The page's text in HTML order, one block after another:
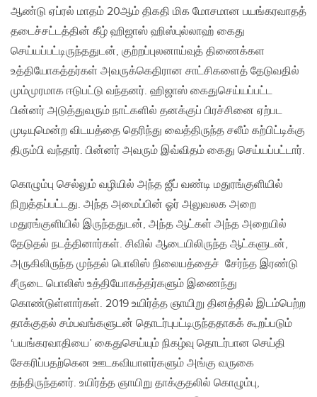
ஆண்டு ஏப்ரல் மாதம் 20ஆம் திகதி மிக மோசமான பயங்கரவாதத்
தடைச்சட்டத்தின் கீழ் ஹிஜாஸ் ஹிஸ்புல்லாஹ் கைது
செய்யப்பட்டிருந்ததுடன், குற்றப்புலனாய்வுத் திணைக்கள
உத்தியோகத்தர்கள் அவருக்கெதிரான சாட்சிகளைத் தேடுவதில்
மும்முரமாக ஈடுபட்டு வந்தனர். ஹிஜாஸ் கைதுசெய்யப்பட்ட
பின்னர் அடுத்துவரும் நாட்களில் தனக்குப் பிரச்சினை ஏற்பட
முடியுமென்ற விடயத்தை தெரிந்து வைத்திருந்த சலீம் கற்பிட்டிக்கு
திரும்பி வந்தார். பின்னர் அவரும் இவ்விதம் கைது செய்யப்பட்டார்.
கொழும்பு செல்லும் வழியில் அந்த ஜீப் வண்டி மதுரங்குளியில்
நிறுத்தப்பட்டது. அந்த அமைப்பின் ஓர் அலுவலக அறை
மதுரங்குளியில் இருந்ததுடன், அந்த ஆட்கள் அந்த அறையில்
தேடுதல் நடத்தினார்கள். சிவில் ஆடையிலிருந்த ஆட்களுடன்,
அருகிலிருந்த முந்தல் பொலிஸ் நிலையத்தைச் சேர்ந்த இரண்டு
சீருடை பொலிஸ் உத்தியோகத்தர்களும் இணைந்து
கொண்டுள்ளார்கள். 2019 உயிர்த்த ஞாயிறு தினத்தில் இடம்பெற்ற
தாக்குதல் சம்பவங்களுடன் தொடர்புபட்டிருந்ததாகக் கூறப்படும்
‘பயங்கரவாதியை’ கைதுசெய்யும் நிகழ்வு தொடர்பான செய்தி
சேகரிப்பதற்கென ஊடகவியாளர்களும் அங்கு வருகை
தந்திருந்தனர். உயிர்த்த ஞாயிறு தாக்குதலில் கொழும்பு,